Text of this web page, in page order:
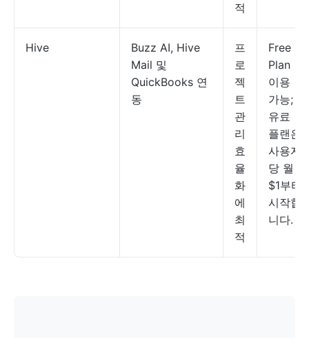
적
Hive
Buzz AI, Hive
Mail 및
QuickBooks 연
동
프
로
젝
트
관
리
효
율
화
에
최
적
Free
Plan
이용
가능;
유료
플랜은
사용자
당 월
$1부터
시작합
니다.